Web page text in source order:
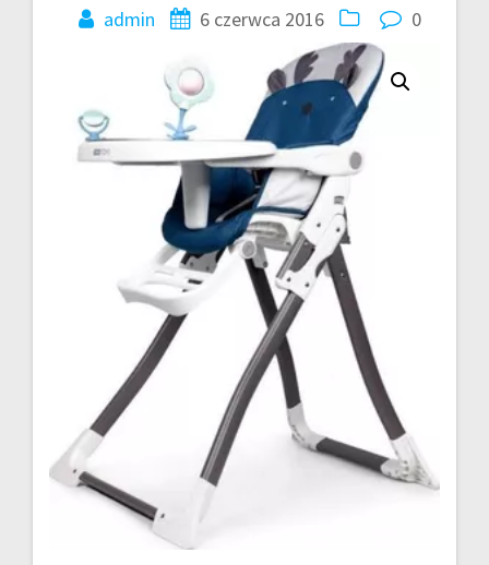
admin 6 czerwca 2016 0